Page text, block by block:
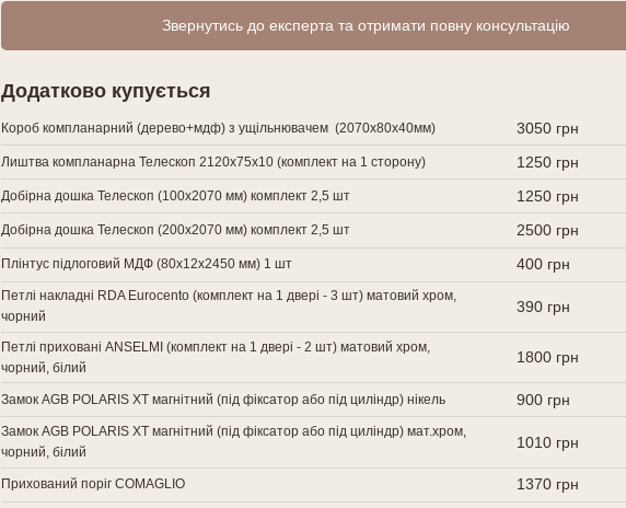
Звернутись до експерта та отримати повну консультацію
Додатково купується
Короб компланарний (дерево+мдф) з ущільнювачем (2070х80х40мм) 3050 грн
Лиштва компланарна Телескоп 2120х75х10 (комплект на 1 сторону) 1250 грн
Добірна дошка Телескоп (100х2070 мм) комплект 2,5 шт 1250 грн
Добірна дошка Телескоп (200х2070 мм) комплект 2,5 шт 2500 грн
Плінтус підлоговий МДФ (80х12х2450 мм) 1 шт 400 грн
Петлі накладні RDA Eurocento (комплект на 1 двері - 3 шт) матовий хром,
чорний
390 грн
Петлі приховані ANSELMI (комплект на 1 двері - 2 шт) матовий хром,
чорний, білий
1800 грн
Замок AGB POLARIS XT магнітний (під фіксатор або під циліндр) нікель 900 грн
Замок AGB POLARIS XT магнітний (під фіксатор або під циліндр) мат.хром,
чорний, білий
1010 грн
Прихований поріг COMAGLIO 1370 грн